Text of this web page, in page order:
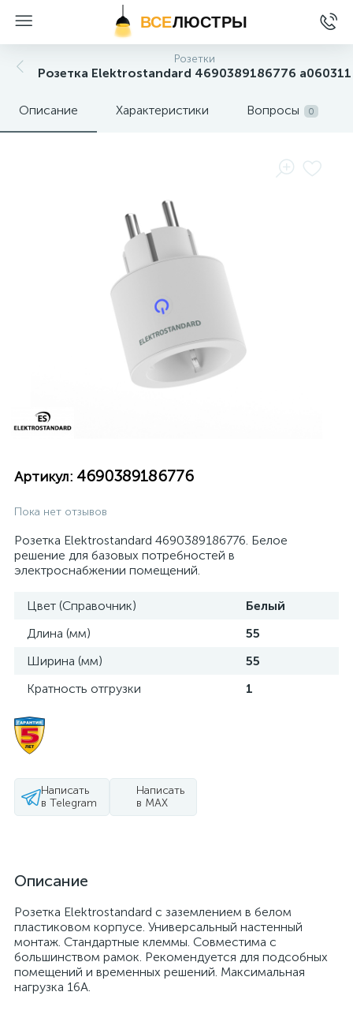
ВСЕЛЮСТРЫ
Розетки
Розетка Elektrostandard 4690389186776 a060311
Описание Характеристики Вопросы 0
Артикул: 4690389186776
Пока нет отзывов
Розетка Elektrostandard 4690389186776. Белое
решение для базовых потребностей в
электроснабжении помещений.
Цвет (Справочник)
Белый
Длина (мм)
55
Ширина (мм)
55
Кратность отгрузки
1
Написать
в Telegram
Написать
в MAX
Описание
Розетка Elektrostandard с заземлением в белом
пластиковом корпусе. Универсальный настенный
монтаж. Стандартные клеммы. Совместима с
большинством рамок. Рекомендуется для подсобных
помещений и временных решений. Максимальная
нагрузка 16А.